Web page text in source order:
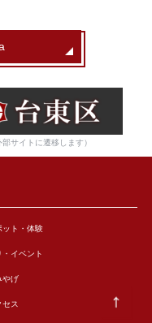
部サイトに遷移します）
ット・体験
・イベント
やげ
セス